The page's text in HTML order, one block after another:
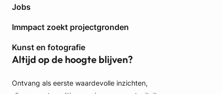
e
e
n
Jobs
Immpact zoekt projectgronden
Kunst en fotografie
Altijd op de hoogte blijven?
Ontvang als eerste waardevolle inzichten,